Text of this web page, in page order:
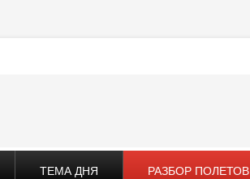
ТЕМА ДНЯ РАЗБОР ПОЛЕТОВ